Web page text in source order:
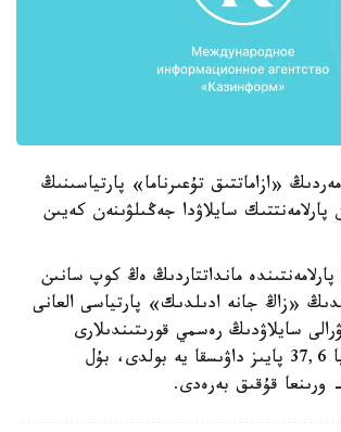
«ازاماتتىق تۇعىرناما» پارتياسىنىڭ
پارلامەنتتىك سايلاۋدا جەڭىلۋىنەن كەيىن
مانداتتاردىڭ ەڭ كوپ سانىن
«زاڭ جانە ادىلدىك» پارتياسى العانى
سايلاۋدىڭ رەسمي قورىتىندىلارى
كۋالاندىرادى. پارتيا 37,6 پايىز داۋىسقا يە بولدى، بۇل